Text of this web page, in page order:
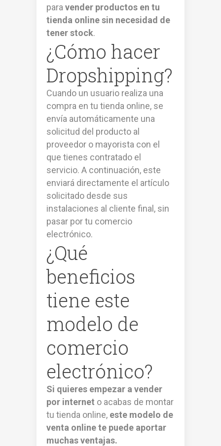
para vender productos en tu
tienda online sin necesidad de
tener stock.
¿Cómo hacer
Dropshipping?
Cuando un usuario realiza una
compra en tu tienda online, se
envía automáticamente una
solicitud del producto al
proveedor o mayorista con el
que tienes contratado el
servicio. A continuación, este
enviará directamente el artículo
solicitado desde sus
instalaciones al cliente final, sin
pasar por tu comercio
electrónico.
¿Qué
beneficios
tiene este
modelo de
comercio
electrónico?
Si quieres empezar a vender
por internet o acabas de montar
tu tienda online, este modelo de
venta online te puede aportar
muchas ventajas.